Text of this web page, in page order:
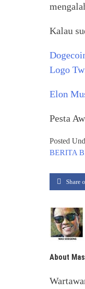
Kalau
Logo
Elon
Pesta
Posted
BERITA
Share
About